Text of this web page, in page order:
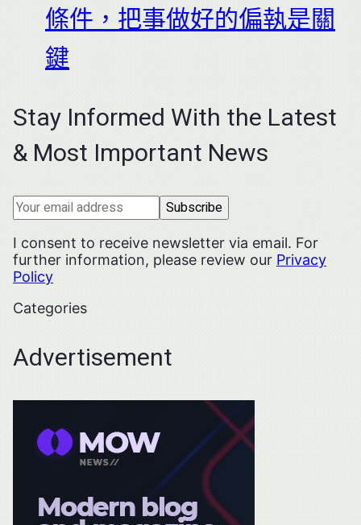
條件，把事做好的偏執是關
鍵
Stay Informed With the Latest
& Most Important News
I consent to receive newsletter via email. For
further information, please review our Privacy
Policy
Categories
Advertisement